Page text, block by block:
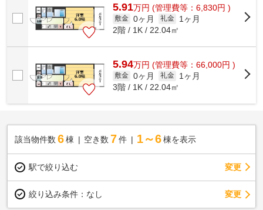
5.91万円 (管理費等：6,830円 )
敷金 0ヶ月 礼金
1ヶ月
2階 / 1K / 22.04㎡
5.94万円 (管理費等：66,000円 )
敷金 0ヶ月 礼金
1ヶ月
3階 / 1K / 22.04㎡
該当物件数 6棟 空き数 7 件 1～6 棟を表示
駅で絞り込む 変更
絞り込み条件： なし 変更